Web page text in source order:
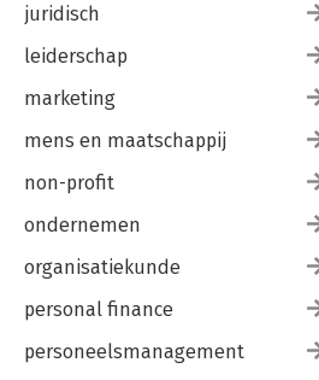
juridisch
leiderschap
marketing
mens en maatschappij
non-profit
ondernemen
organisatiekunde
personal finance
personeelsmanagement